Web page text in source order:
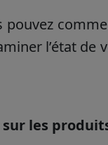
pouvez
l’état
les